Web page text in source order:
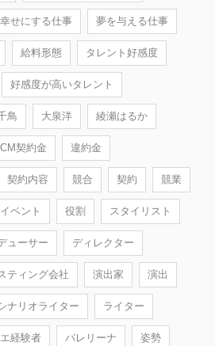
幸せにする仕事 夢を与える仕事
給料形態 タレント好感度
好感度が高いタレント
鳥 大泉洋 綾瀬はるか
CM契約金 違約金
契約内容 競合 契約 競業
イベント 役割 スタイリスト
ューサー ディレクター
ティング会社 演出家 演出
ナリオライター ライター
経験者 バレリーナ 姿勢